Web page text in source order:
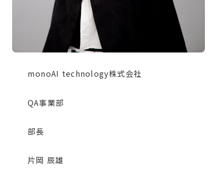
monoAI technology株式会社
QA事業部
部長
片岡 辰雄